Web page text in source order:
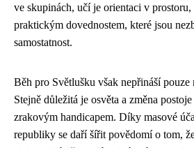
ve skupinách, učí je orientaci v prostoru,
praktickým dovednostem, které jsou
samostatnost.
Běh pro Světlušku však nepřináší pouze
Stejně důležitá je osvěta a změna
zrakovým handicapem. Díky masové
republiky se daří šířit povědomí o tom,